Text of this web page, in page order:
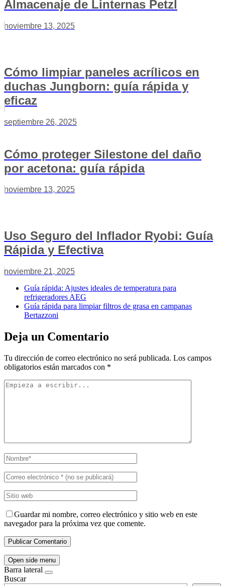
Almacenaje de Linternas Petzl
noviembre 13, 2025
Cómo limpiar paneles acrílicos en
duchas Jungborn: guía rápida y
eficaz
septiembre 26, 2025
Cómo proteger Silestone del daño
por acetona: guía rápida
noviembre 13, 2025
Uso Seguro del Inflador Ryobi: Guía
Rápida y Efectiva
noviembre 21, 2025
Guía rápida: Ajustes ideales de temperatura para
refrigeradores AEG
Guía rápida para limpiar filtros de grasa en campanas
Bertazzoni
Deja un Comentario
Tu dirección de correo electrónico no será publicada. Los campos
obligatorios están marcados con *
Guardar mi nombre, correo electrónico y sitio web en este
navegador para la próxima vez que comente.
Open side menu
Barra lateral
Buscar